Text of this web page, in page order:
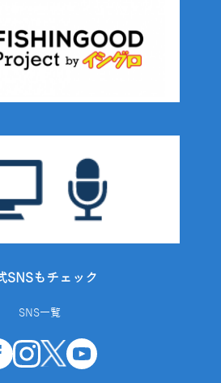
SNSもチェック
SNS一覧